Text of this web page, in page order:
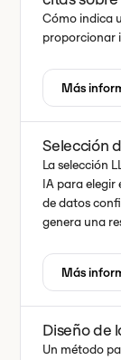
Cómo indica
proporcionar
Más
Selección
La selección
IA para elegir
de datos
genera una
Más
Diseño de
Un método